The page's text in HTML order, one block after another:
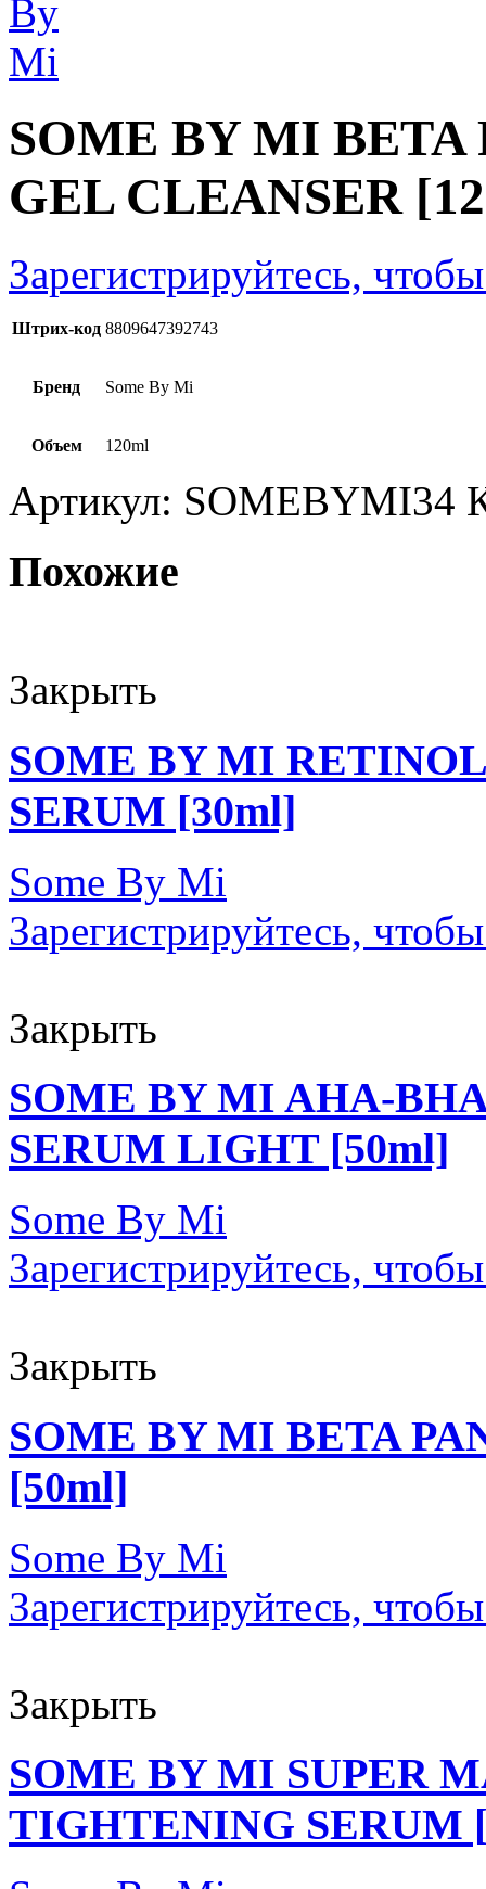
SOME BY MI
GEL CLEANSER
Зарегистрируйтесь,
Штрих-код 8809647392743
Бренд Some By Mi
Объем 120ml
Артикул: SOMEBYMI34
Похожие
Закрыть
SOME BY MI
SERUM [30ml]
Some By Mi
Зарегистрируйтесь,
Закрыть
SOME BY MI AHA-
SERUM LIGHT [50ml]
Some By Mi
Зарегистрируйтесь,
Закрыть
SOME BY MI BETA
[50ml]
Some By Mi
Зарегистрируйтесь,
Закрыть
SOME BY MI SUPER
TIGHTENING SERUM